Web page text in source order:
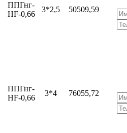
ППГнг-
HF-0,66
3*2,5 50509,59
ППГнг-
HF-0,66
3*4 76055,72